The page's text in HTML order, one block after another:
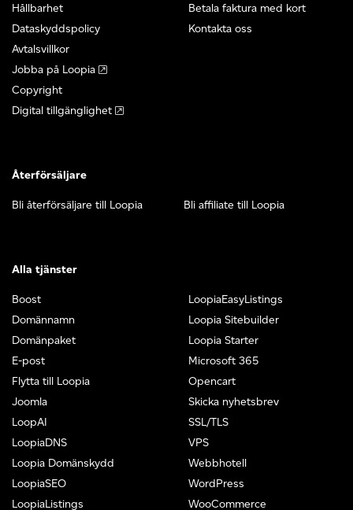
Hållbarhet
Dataskyddspolicy
Avtalsvillkor
Jobba på Loopia
Copyright
Digital tillgänglighet
Betala faktura med kort
Kontakta oss
Återförsäljare
Bli återförsäljare till Loopia Bli affiliate till Loopia
Alla tjänster
Boost
Domännamn
Domänpaket
E-post
Flytta till Loopia
Joomla
LoopAI
LoopiaDNS
Loopia Domänskydd
LoopiaSEO
LoopiaListings
LoopiaEasyListings
Loopia Sitebuilder
Loopia Starter
Microsoft 365
Opencart
Skicka nyhetsbrev
SSL/TLS
VPS
Webbhotell
WordPress
WooCommerce